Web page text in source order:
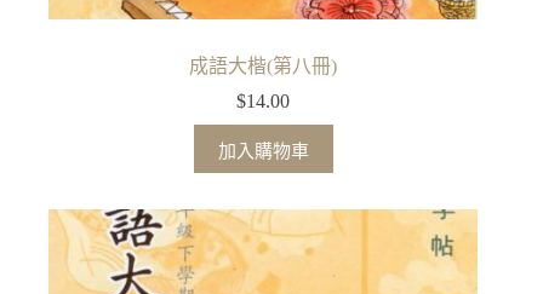
成語大楷(第八冊)
$14.00
加入購物車